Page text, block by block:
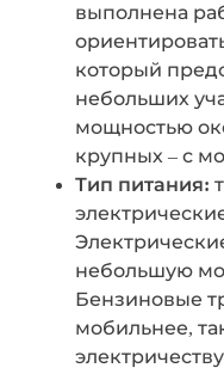
выполнена
который
небольших
мощностью
крупных – с
Тип питания:
небольшую
Бензиновые
мобильнее,